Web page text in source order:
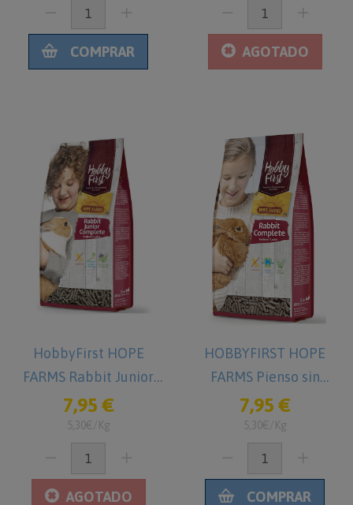
COMPRAR AGOTADO
HobbyFirst HOPE
FARMS Rabbit Junior
Complete 1,5 kg Pienso
para Conejos jóvenes
7,95 €
5,30€/Kg
AGOTADO
HOBBYFIRST HOPE
FARMS Pienso sin
cereales para Conejos
1,5 kg
7,95 €
5,30€/Kg
COMPRAR